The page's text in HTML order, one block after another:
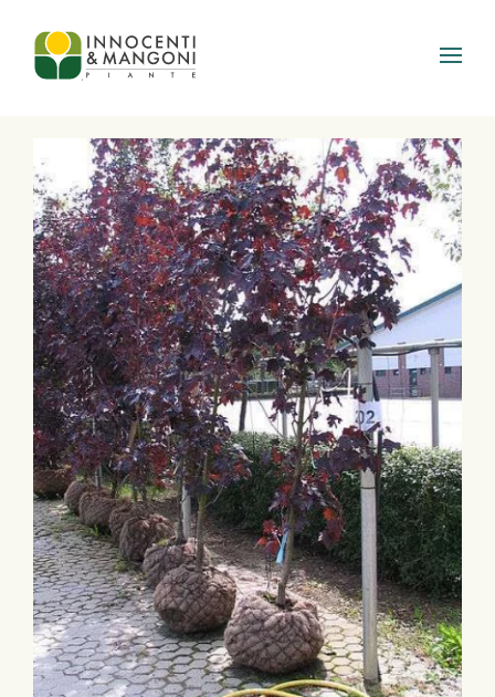
Skip to main content